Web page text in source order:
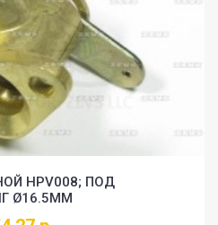
HPV008; ПОД
Ø16.5MM